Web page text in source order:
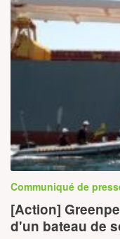
Communiqué de
[Action]
d'un bateau de